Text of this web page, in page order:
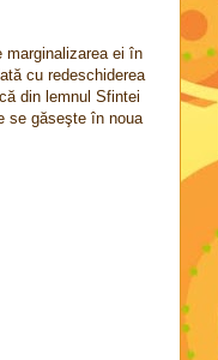
marginalizarea ei în
cu redeschiderea
din lemnul Sfintei
se găseşte în noua